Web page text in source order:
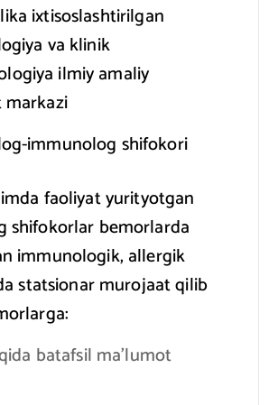
ixtisoslashtirilgan
va klinik
ilmiy amaliy
immunolog shifokori
faoliyat yurityotgan
shifokorlar bemorlarda
immunologik, allergik
statsionar murojaat qilib
batafsil ma’lumot